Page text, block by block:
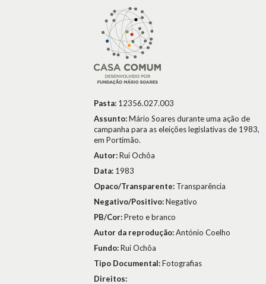
Pasta: 12356.027.003
Assunto:Mário Soares durante uma ação de
campanha para as eleições legislativas de 1983,
em Portimão.
Autor:Rui Ochôa
Data: 1983
Opaco/Transparente: Transparência
Negativo/Positivo:Negativo
PB/Cor:Preto e branco
Autor da reprodução:António Coelho
Fundo:Rui Ochôa
Tipo Documental:Fotografias
Direitos: